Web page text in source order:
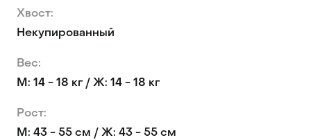
Хвост:
Некупированный
Вес:
М: 14 - 18 кг / Ж: 14 - 18 кг
Рост:
М: 43 - 55 см / Ж: 43 - 55 см